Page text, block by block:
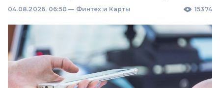
04.08.2026, 06:50 — Финтех и Карты 15374